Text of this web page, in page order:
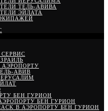
ТЕЛЬ-АВИВА
ЭЙЛАТА
АВИВ
БЕН ГУРИОН
БЕН ГУРИОН
В АЭРОПОРТУ БЕН ГУРИОН